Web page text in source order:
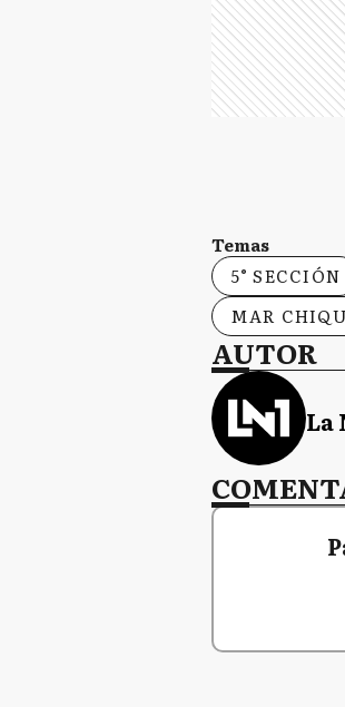
Temas
5° SECCIÓN
MAR
AUTOR
La